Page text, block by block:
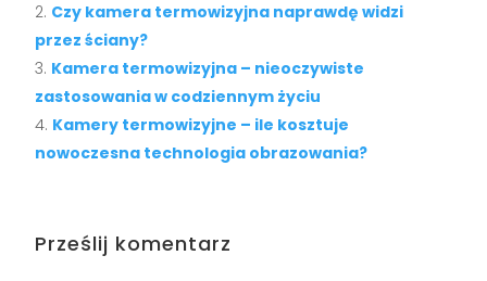
Czy kamera termowizyjna naprawdę widzi
przez ściany?
Kamera termowizyjna – nieoczywiste
zastosowania w codziennym życiu
Kamery termowizyjne – ile kosztuje
nowoczesna technologia obrazowania?
Prześlij komentarz